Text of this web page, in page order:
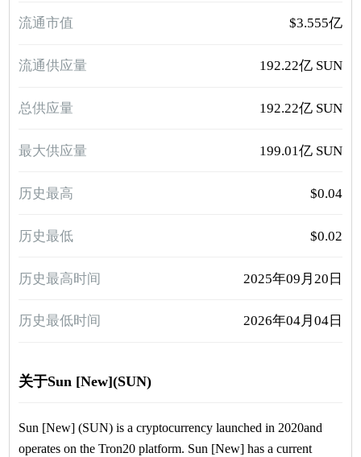
流通市值 $3.555亿
流通供应量 192.22亿 SUN
总供应量 192.22亿 SUN
最大供应量 199.01亿 SUN
历史最高 $0.04
历史最低 $0.02
历史最高时间 2025年09月20日
历史最低时间 2026年04月04日
关于Sun [New](SUN)
Sun [New] (SUN) is a cryptocurrency launched in 2020and
operates on the Tron20 platform. Sun [New] has a current